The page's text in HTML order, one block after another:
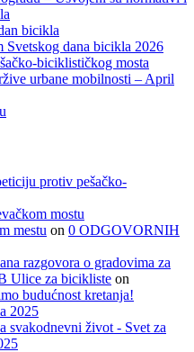
bicikla
dana bicikla 2026
biciklističkog mosta
urbane mobilnosti – April
protiv pešačko-
mostu
mestu on 0 ODGOVORNIH
razgovora o gradovima za
Ulice za bicikliste on
budućnost kretanja!
2025
svakodnevni život - Svet za